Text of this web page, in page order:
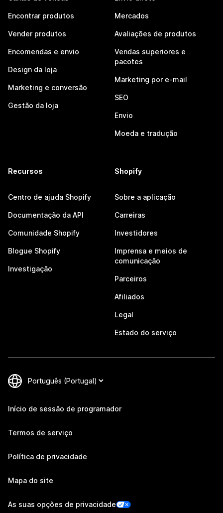
Encontrar produtos
Vender produtos
Encomendas e envio
Design da loja
Marketing e conversão
Gestão da loja
Mercados
Avaliações de produtos
Vendas superiores e
pacotes
Marketing por e-mail
SEO
Envio
Moeda e tradução
Recursos
Centro de ajuda Shopify
Documentação da API
Comunidade Shopify
Blogue Shopify
Investigação
Shopify
Sobre a aplicação
Carreiras
Investidores
Imprensa e meios de
comunicação
Parceiros
Afiliados
Legal
Estado do serviço
Início de sessão de programador
Termos de serviço
Política de privacidade
Mapa do site
As suas opções de privacidade